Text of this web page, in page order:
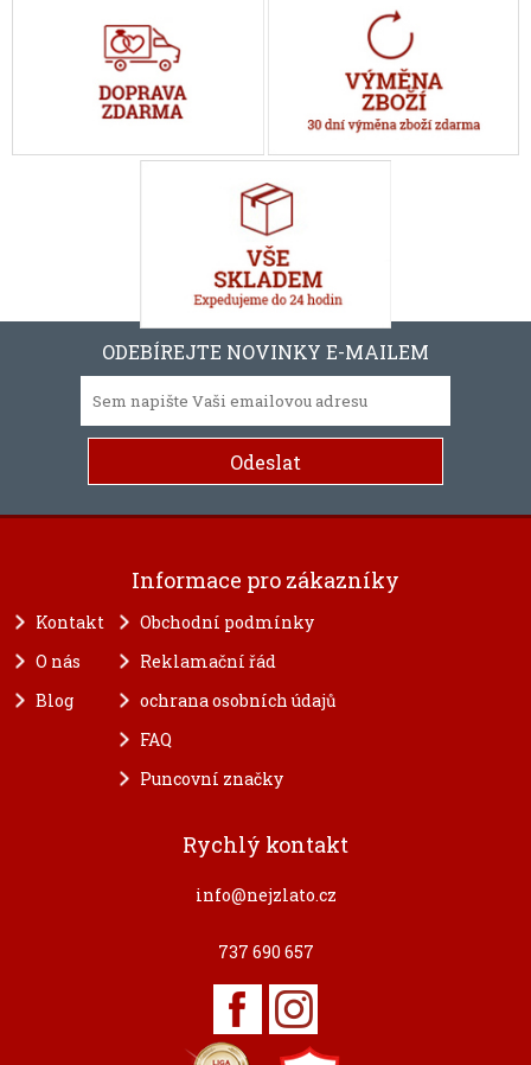
ODEBÍREJTE NOVINKY E-MAILEM
Informace pro zákazníky
Kontakt
O nás
Blog
Obchodní podmínky
Reklamační řád
ochrana osobních údajů
FAQ
Puncovní značky
Rychlý kontakt
info@nejzlato.cz
737 690 657